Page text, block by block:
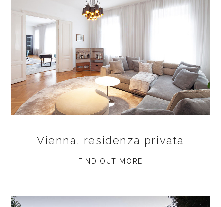
Vienna, residenza privata
FIND OUT MORE